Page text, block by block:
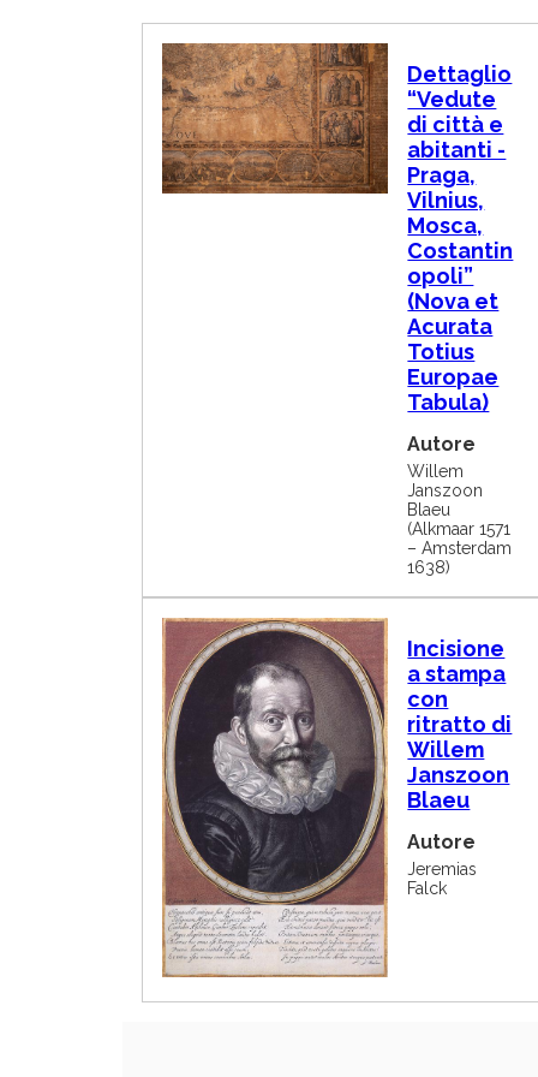
I
m
m
a
g
i
n
Dettaglio
“Vedute
di città e
abitanti -
Praga,
Vilnius,
Mosca,
Costantin
opoli”
(Nova et
Acurata
Totius
Europae
Tabula)
Autore
Willem
Janszoon
Blaeu
(Alkmaar 1571
– Amsterdam
1638)
I
m
m
a
g
i
n
e
Incisione
a stampa
con
ritratto di
Willem
Janszoon
Blaeu
Autore
Jeremias
Falck